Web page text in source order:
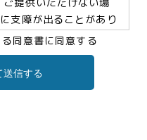
支障が出ることがあり
い。
いて
同意書に同意する
送信する